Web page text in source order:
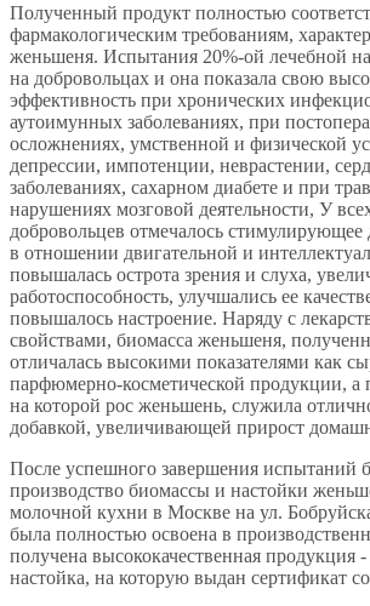
Полученный продукт полностью
фармакологическим требованиям,
женьшеня. Испытания 20%-ой лечебной
на добровольцах и она показала свою
эффективность при хронических
аутоимунных заболеваниях, при
осложнениях, умственной и физической
депрессии, импотенции, неврастении,
заболеваниях, сахарном диабете и при
нарушениях мозговой деятельности, У
добровольцев отмечалось стимулирующее
в отношении двигательной и
повышалась острота зрения и слуха,
работоспособность, улучшались ее
повышалось настроение. Наряду с
свойствами, биомасса женьшеня,
отличалась высокими показателями как
парфюмерно-косметической продукции, а
на которой рос женьшень, служила
добавкой, увеличивающей прирост
После успешного завершения испытаний
производство биомассы и настойки
молочной кухни в Москве на ул.
была полностью освоена в
получена высококачественная продукция
настойка, на которую выдан сертификат